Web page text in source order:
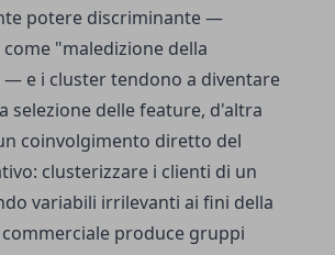
potere discriminante —
"maledizione della
e i cluster tendono a diventare
selezione delle feature, d'altra
coinvolgimento diretto del
clusterizzare i clienti di un
variabili irrilevanti ai fini della
produce gruppi